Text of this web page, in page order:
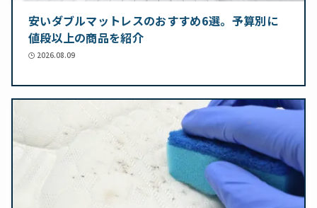
安いダブルマットレスのおすすめ6選。予算別に
値段以上の商品を紹介
2026.08.09